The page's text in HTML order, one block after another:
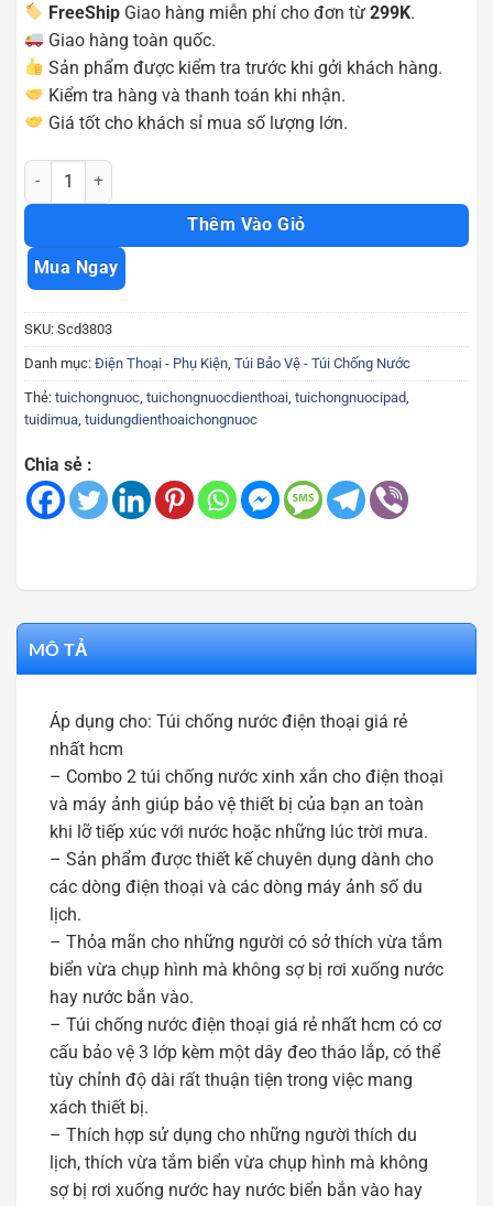
FreeShip Giao hàng miễn phí cho đơn từ299K.
Giao hàng toàn quốc.
Sản phẩm được kiểm tra trước khi gởi khách hàng.
Kiểm tra hàng và thanh toán khi nhận.
Giá tốt cho khách sỉ mua số lượng lớn.
Combo 2 túi chống nước giá tốt Scd3803 số lượng
Thêm Vào Giỏ
Mua Ngay
SKU: Scd3803
Danh mục: Điện Thoại - Phụ Kiện, Túi Bảo Vệ - Túi Chống Nước
Thẻ: tuichongnuoc, tuichongnuocdienthoai, tuichongnuocipad,
tuidimua, tuidungdienthoaichongnuoc
Chia sẻ :
MÔ TẢ
Áp dụng cho: Túi chống nước điện thoại giá rẻ
nhất hcm
– Combo 2 túi chống nước xinh xắn cho điện thoại
và máy ảnh giúp bảo vệ thiết bị của bạn an toàn
khi lỡ tiếp xúc với nước hoặc những lúc trời mưa.
– Sản phẩm được thiết kế chuyên dụng dành cho
các dòng điện thoại và các dòng máy ảnh số du
lịch.
– Thỏa mãn cho những người có sở thích vừa tắm
biển vừa chụp hình mà không sợ bị rơi xuống nước
hay nước bắn vào.
– Túi chống nước điện thoại giá rẻ nhất hcm có cơ
cấu bảo vệ 3 lớp kèm một dây đeo tháo lắp, có thể
tùy chỉnh độ dài rất thuận tiện trong việc mang
xách thiết bị.
– Thích hợp sử dụng cho những người thích du
lịch, thích vừa tắm biển vừa chụp hình mà không
sợ bị rơi xuống nước hay nước biển bắn vào hay